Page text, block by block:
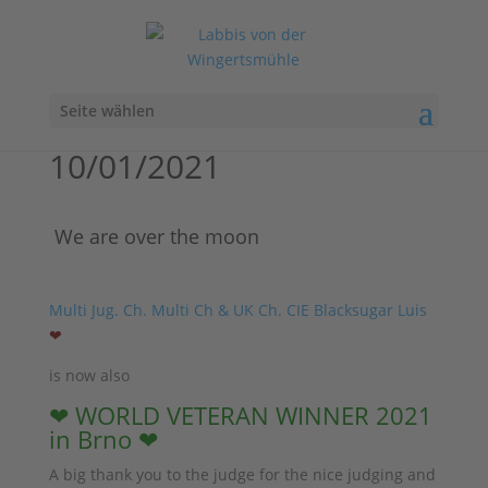
Seite wählen
10/01/2021
We are over the moon
Multi Jug. Ch. Multi Ch & UK Ch. CIE Blacksugar Luis
❤
is now also
❤ WORLD VETERAN WINNER 2021
in Brno ❤
A big thank you to the judge for the nice judging and